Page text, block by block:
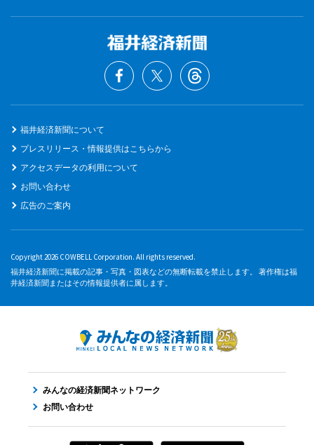
福井経済新聞について
プレスリリース・情報提供はこちらから
アクセスデータの利用について
お問い合わせ
広告のご案内
Copyright 2026 COWBELL Corporation. All rights reserved.
福井経済新聞に掲載の記事・写真・図表などの無断転載を禁止します。 著作権は福
井経済新聞またはその情報提供者に属します。
みんなの経済新聞ネットワーク
お問い合わせ